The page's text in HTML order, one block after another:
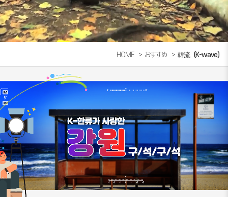
HOME おすすめ 韓流（K-wave）